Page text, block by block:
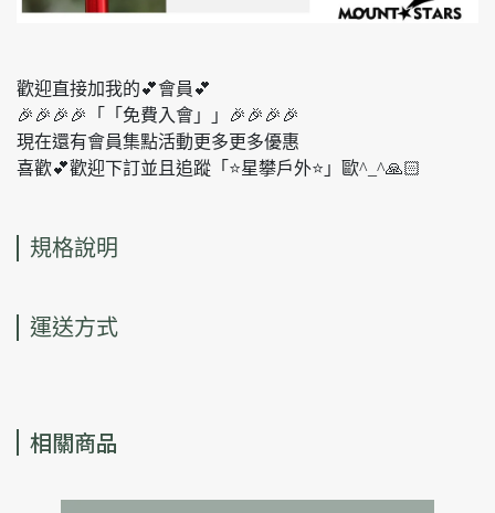
歡迎直接加我的💕會員💕
🎉🎉🎉🎉「「免費入會」」🎉🎉🎉🎉
現在還有會員集點活動更多更多優惠
喜歡💕歡迎下訂並且追蹤「⭐️星攀戶外⭐️」歐^_^🙏🏻
規格說明
運送方式
相關商品